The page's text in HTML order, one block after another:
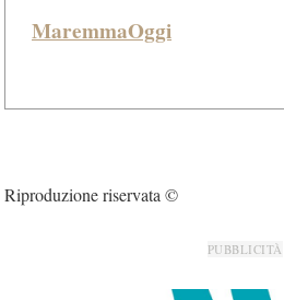
MaremmaOggi
Riproduzione riservata ©
PUBBLICITÀ